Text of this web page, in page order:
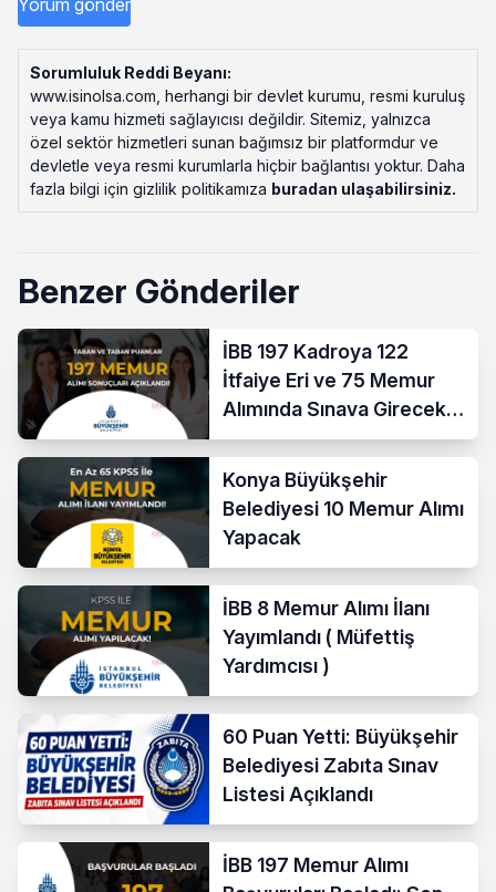
Sorumluluk Reddi Beyanı:
www.isinolsa.com, herhangi bir devlet kurumu, resmi kuruluş
veya kamu hizmeti sağlayıcısı değildir. Sitemiz, yalnızca
özel sektör hizmetleri sunan bağımsız bir platformdur ve
devletle veya resmi kurumlarla hiçbir bağlantısı yoktur. Daha
fazla bilgi için gizlilik politikamıza buradan ulaşabilirsiniz.
Benzer Gönderiler
İBB 197 Kadroya 122
İtfaiye Eri ve 75 Memur
Alımında Sınava Girecek
712 Aday Belli Oldu
Konya Büyükşehir
Belediyesi 10 Memur Alımı
Yapacak
İBB 8 Memur Alımı İlanı
Yayımlandı ( Müfettiş
Yardımcısı )
60 Puan Yetti: Büyükşehir
Belediyesi Zabıta Sınav
Listesi Açıklandı
İBB 197 Memur Alımı